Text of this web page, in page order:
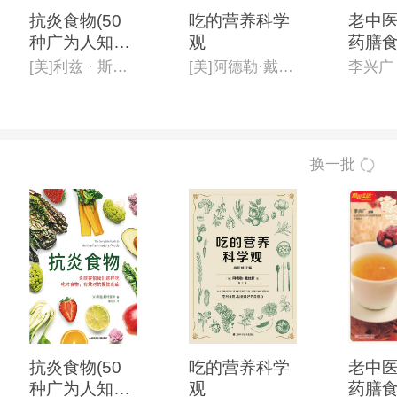
抗炎食物(50
种广为人知的*
佳抗炎食物的*
[美]利兹 · 斯特雷特
吃的营养科学
观
[美]阿德勒·戴维斯
老中
药膳
0例
李兴广
换一批
抗炎食物(50
种广为人知的*
吃的营养科学
观
老中
药膳